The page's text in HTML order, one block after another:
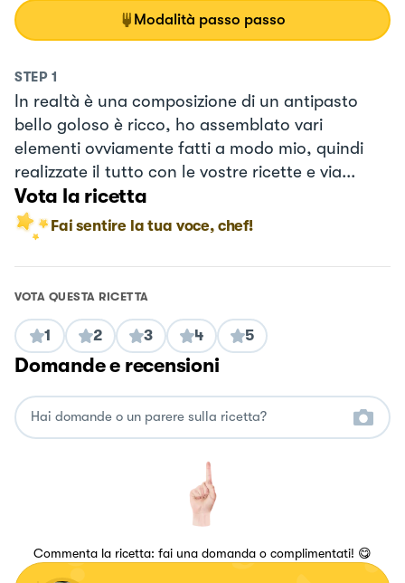
Modalità passo passo
STEP 1
In realtà è una composizione di un antipasto
bello goloso è ricco, ho assemblato vari
elementi ovviamente fatti a modo mio, quindi
realizzate il tutto con le vostre ricette e via...
Vota la ricetta
Fai sentire la tua voce, chef!
VOTA QUESTA RICETTA
1 2 3 4 5
Domande e recensioni
Commenta la ricetta: fai una domanda o complimentati! 😋